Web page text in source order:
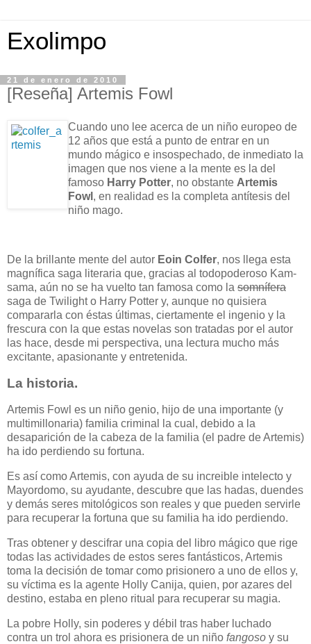
Exolimpo
21 de enero de 2010
[Reseña] Artemis Fowl
Cuando uno lee acerca de un niño europeo de
12 años que está a punto de entrar en un
mundo mágico e insospechado, de inmediato la
imagen que nos viene a la mente es la del
famoso Harry Potter, no obstante Artemis
Fowl , en realidad es la completa antítesis del
niño mago.
De la brillante mente del autor Eoin Colfer, nos llega esta
magnífica saga literaria que, gracias al todopoderoso Kam-
sama, aún no se ha vuelto tan famosa como la somnífera
saga de Twilight o Harry Potter y, aunque no quisiera
compararla con éstas últimas, ciertamente el ingenio y la
frescura con la que estas novelas son tratadas por el autor
las hace, desde mi perspectiva, una lectura mucho más
excitante, apasionante y entretenida.
La historia.
Artemis Fowl es un niño genio, hijo de una importante (y
multimillonaria) familia criminal la cual, debido a la
desaparición de la cabeza de la familia (el padre de Artemis)
ha ido perdiendo su fortuna.
Es así como Artemis, con ayuda de su increible intelecto y
Mayordomo, su ayudante, descubre que las hadas, duendes
y demás seres mitológicos son reales y que pueden servirle
para recuperar la fortuna que su familia ha ido perdiendo.
Tras obtener y descifrar una copia del libro mágico que rige
todas las actividades de estos seres fantásticos, Artemis
toma la decisión de tomar como prisionero a uno de ellos y,
su víctima es la agente Holly Canija, quien, por azares del
destino, estaba en pleno ritual para recuperar su magia.
La pobre Holly, sin poderes y débil tras haber luchado
contra un trol ahora es prisionera de un niño fangoso y su